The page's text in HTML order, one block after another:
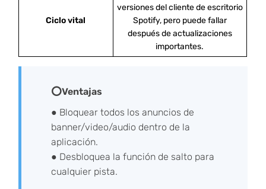
Ciclo vital
versiones del cliente de escritorio
Spotify, pero puede fallar
después de actualizaciones
importantes.
⭕Ventajas
● Bloquear todos los anuncios de
banner/video/audio dentro de la
aplicación.
● Desbloquea la función de salto para
cualquier pista.